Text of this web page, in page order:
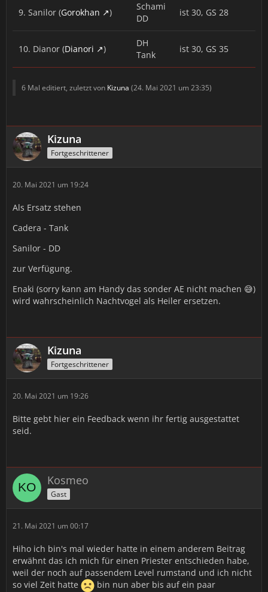
9. Sanilor (Gorokhan )
Schami
DD
ist 30, GS 28
10. Dianor (Dianori )
DH
Tank
ist 30, GS 35
6 Mal editiert, zuletzt von Kizuna (24. Mai 2021 um 23:35)
Kizuna
Fortgeschrittener
20. Mai 2021 um 19:24
Als Ersatz stehen
Cadera - Tank
Sanilor - DD
zur Verfügung.
Enaki (sorry kann am Handy das sonder AE nicht machen 😅)
wird wahrscheinlich Nachtvogel als Heiler ersetzen.
Kizuna
Fortgeschrittener
20. Mai 2021 um 19:26
Bitte gebt hier ein Feedback wenn ihr fertig ausgestattet
seid.
Kosmeo
Gast
21. Mai 2021 um 00:17
Hiho ich bin's mal wieder hatte in einem anderem Beitrag
erwähnt das ich mich für einen Priester entschieden habe,
weil der noch auf passendem Level rumstand und ich nicht
so viel Zeit hatte
bin nun aber bis auf ein paar